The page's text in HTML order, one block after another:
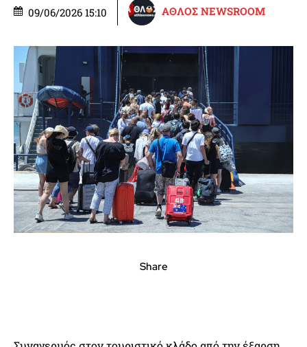
09/06/2026 15:10 ΑΘΛΟΣ NEWSROOM
Share